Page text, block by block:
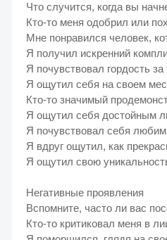
Что случится, когда вы
Кто-то меня одобрил или
Мне понравился человек,
Я получил искренний
Я почувствовал гордость
Я ощутил себя на своем
Кто-то значимый
Я ощутил себя достойным
Я почувствовал себя
Я вдруг ощутил, как
Я ощутил свою
Негативные проявления
Вспомните, часто ли вас
Кто-то критиковал меня в